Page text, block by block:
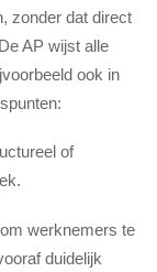
zonder dat direct
AP wijst alle
ook in
of
werknemers te
duidelijk